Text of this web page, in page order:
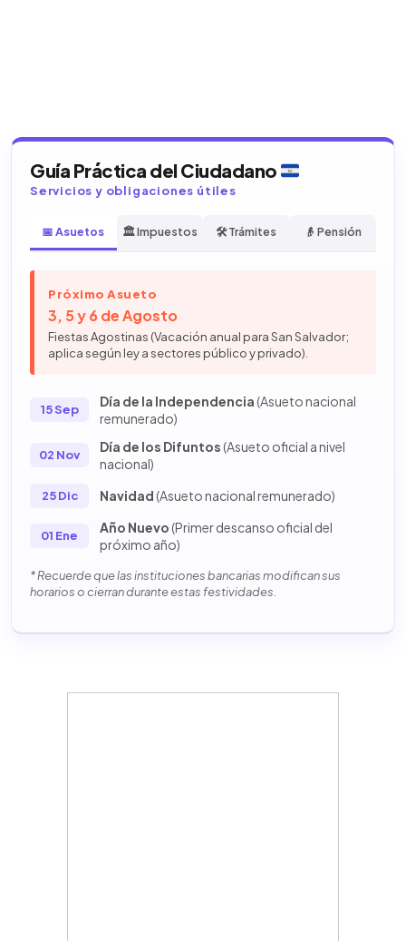
Guía Práctica del Ciudadano
Servicios y obligaciones útiles
📅 Asuetos 🏛️ Impuestos 🛠️ Trámites 👴 Pensión
Próximo Asueto
3, 5 y 6 de Agosto
Fiestas Agostinas (Vacación anual para San Salvador;
aplica según ley a sectores público y privado).
15 Sep
Día de la Independencia(Asueto nacional
remunerado)
02 Nov
Día de los Difuntos(Asueto oficial a nivel
nacional)
25 Dic Navidad(Asueto nacional remunerado)
01 Ene
Año Nuevo(Primer descanso oficial del
próximo año)
* Recuerde que las instituciones bancarias modifican sus
horarios o cierran durante estas festividades.